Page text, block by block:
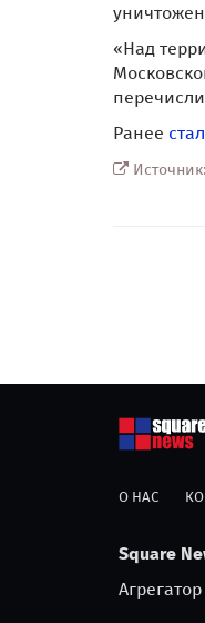
«Над
Ранее
Источник:
О НАС
Square